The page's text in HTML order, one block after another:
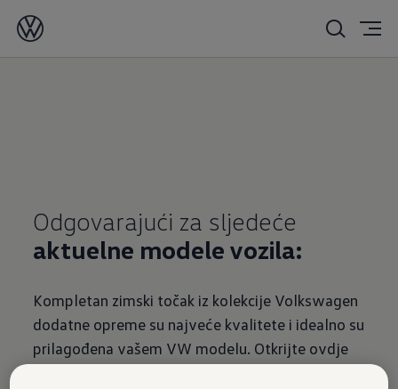
Odgovarajući za sljedeće
aktuelne modele vozila:
Kompletan zimski točak iz kolekcije Volkswagen
dodatne opreme su najveće kvalitete i idealno su
prilagođena vašem VW modelu. Otkrijte ovdje